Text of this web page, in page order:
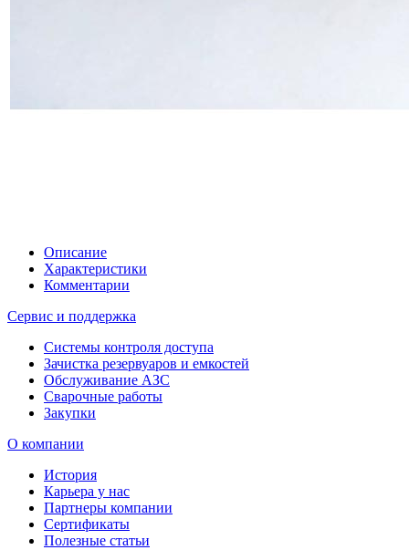
Описание
Характеристики
Комментарии
Сервис и поддержка
Системы контроля доступа
Зачистка резервуаров и емкостей
Обслуживание АЗС
Сварочные работы
Закупки
О компании
История
Карьера у нас
Партнеры компании
Сертификаты
Полезные статьи